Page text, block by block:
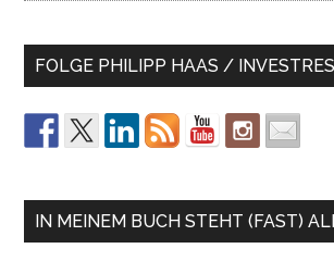
FOLGE PHILIPP HAAS /
IN MEINEM BUCH STEHT (FAST)